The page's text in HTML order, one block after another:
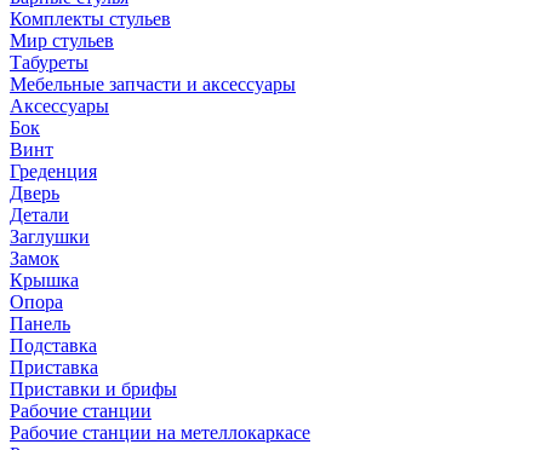
Комплекты стульев
Мир стульев
Табуреты
Мебельные запчасти и аксессуары
Аксессуары
Бок
Винт
Греденция
Дверь
Детали
Заглушки
Замок
Крышка
Опора
Панель
Подставка
Приставка
Приставки и брифы
Рабочие станции
Рабочие станции на метеллокаркасе